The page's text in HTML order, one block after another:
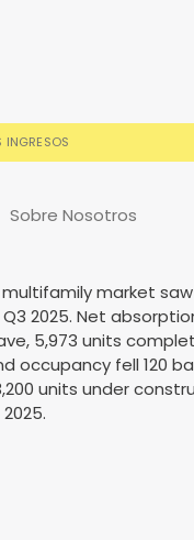
INGRESOS
Sobre Nosotros
respondidas
saber
market
Q3 2025. Net
5,973 units
occupancy fell 120
units under